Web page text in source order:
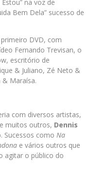
na voz de
Bem Dela” sucesso de
DVD, com
Fernando Trevisan, o
escritório de
& Juliano, Zé Neto &
Maraísa.
com diversos artistas,
muitos outros, Dennis
Sucessos como Na
e vários outros que
agitar o público do